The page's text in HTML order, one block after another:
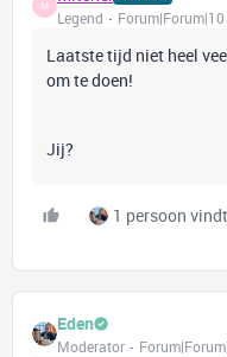
M
Legend
Laatste tijd niet heel
om te doen!
Jij?
1 persoon
Eden
Moderator